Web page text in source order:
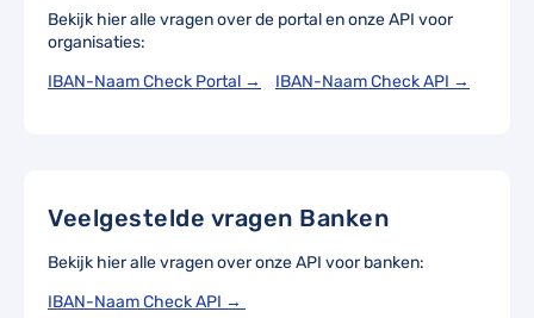
Bekijk hier alle vragen over de portal en onze API voor
organisaties:
IBAN-Naam Check Portal →
IBAN-Naam Check API →
Veelgestelde vragen Banken
Bekijk hier alle vragen over onze API voor banken:
IBAN-Naam Check API →